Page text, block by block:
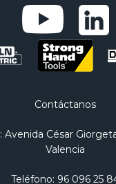
Contáctanos
: Avenida César
Valencia
Teléfono: 96 096 25